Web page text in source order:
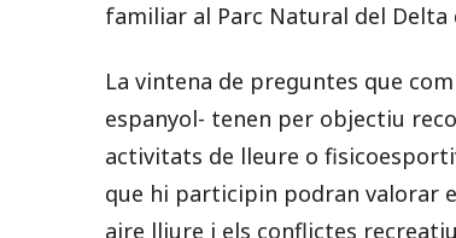
familiar al Parc Natural del Delta
La vintena de preguntes que
espanyol- tenen per objectiu
activitats de lleure o
que hi participin podran valorar
aire lliure i els conflictes